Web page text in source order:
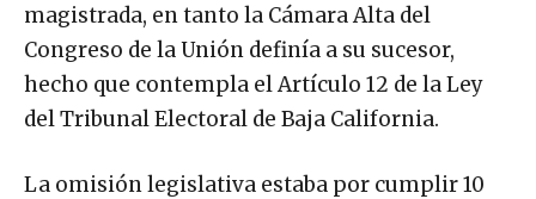
magistrada, en tanto la Cámara Alta del
Congreso de la Unión definía a su sucesor,
hecho que contempla el Artículo 12 de la Ley
del Tribunal Electoral de Baja California.
La omisión legislativa estaba por cumplir 10